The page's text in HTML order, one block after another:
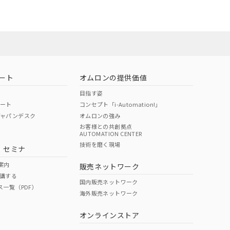
O O
ページへ
ください
ト
ト
パンデスク
セミナ
内
する
覧（PDF）
オムロンの提供価値
目指す姿
コンセプト「i-Automation!」
オムロンの強み
お客様との共創拠点
AUTOMATION CENTER
技術を磨く現場
販売ネットワーク
国内販売ネットワーク
海外販売ネットワーク
オンラインストア